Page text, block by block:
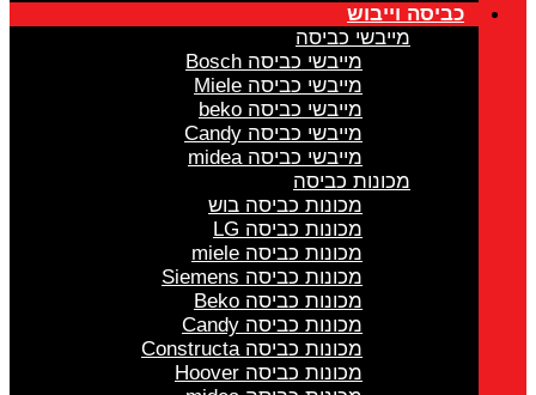
כביסה וייבוש
מייבשי כביסה
מייבשי כביסה Bosch
מייבשי כביסה Miele
מייבשי כביסה beko
מייבשי כביסה Candy
מייבשי כביסה midea
מכונות כביסה
מכונות כביסה בוש
מכונות כביסה LG
מכונות כביסה miele
מכונות כביסה Siemens
מכונות כביסה Beko
מכונות כביסה Candy
מכונות כביסה Constructa
מכונות כביסה Hoover